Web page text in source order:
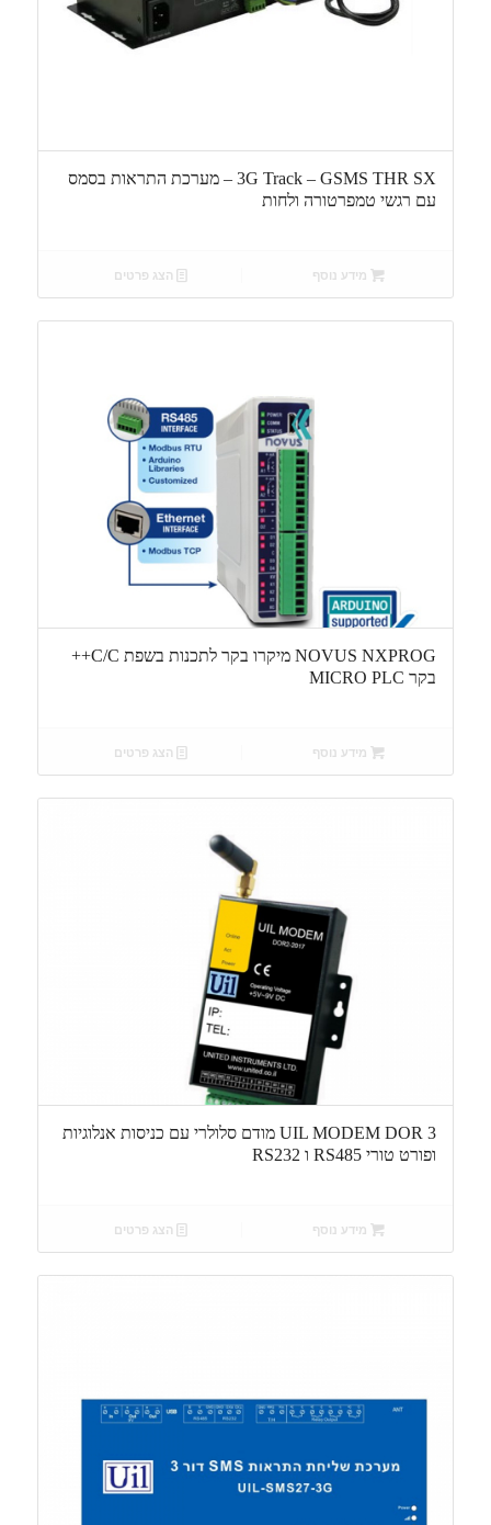
3G Track – GSMS THR SX – מערכת התראות בסמס
עם רגשי טמפרטורה ולחות
מידע נוסף הצג פרטים
NOVUS NXPROG מיקרו בקר לתכנות בשפת C/C++
בקר MICRO PLC
מידע נוסף הצג פרטים
UIL MODEM DOR 3 מודם סלולרי עם כניסות אנלוגיות
ופורט טורי RS485 ו RS232
מידע נוסף הצג פרטים